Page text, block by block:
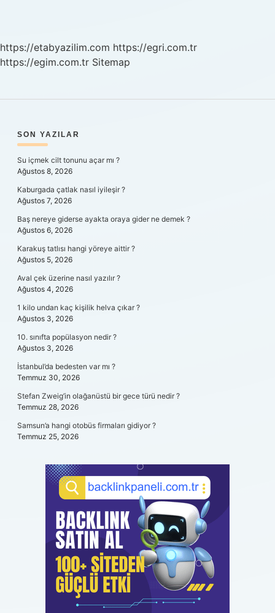
https://etabyazilim.com https://egri.com.tr
https://egim.com.tr Sitemap
SIDEBAR
SON YAZILAR
Su içmek cilt tonunu açar mı ?
Ağustos 8, 2026
Kaburgada çatlak nasıl iyileşir ?
Ağustos 7, 2026
Baş nereye giderse ayakta oraya gider ne demek ?
Ağustos 6, 2026
Karakuş tatlısı hangi yöreye aittir ?
Ağustos 5, 2026
Aval çek üzerine nasıl yazılır ?
Ağustos 4, 2026
1 kilo undan kaç kişilik helva çıkar ?
Ağustos 3, 2026
10. sınıfta popülasyon nedir ?
Ağustos 3, 2026
İstanbul’da bedesten var mı ?
Temmuz 30, 2026
Stefan Zweig’in olağanüstü bir gece türü nedir ?
Temmuz 28, 2026
Samsun’a hangi otobüs firmaları gidiyor ?
Temmuz 25, 2026